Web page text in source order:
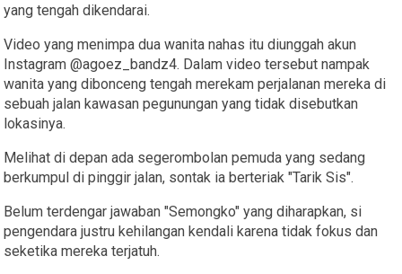
yang tengah dikendarai.
Video yang menimpa duawanita nahas itu diunggah akun
Instagram @agoez_bandz4. Dalam video tersebut nampak
wanita yang dibonceng tengah merekam perjalanan mereka di
sebuah jalan kawasan pegunungan yang tidak disebutkan
lokasinya.
Melihat di depan ada segerombolan pemuda yang sedang
berkumpul di pinggir jalan, sontak ia berteriak "Tarik Sis".
Belum terdengar jawaban "Semongko" yang diharapkan, si
pengendara justru kehilangan kendali karena tidak fokus dan
seketika mereka terjatuh.